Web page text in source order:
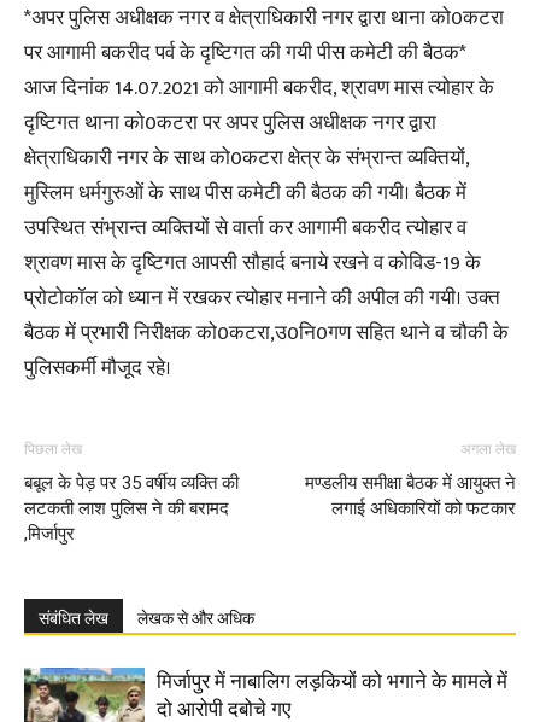
*अपर पुलिस अधीक्षक नगर व क्षेत्राधिकारी नगर द्वारा थाना को0कटरा
पर आगामी बकरीद पर्व के दृष्टिगत की गयी पीस कमेटी की बैठक*
आज दिनांक 14.07.2021 को आगामी बकरीद, श्रावण मास त्योहार के
दृष्टिगत थाना को0कटरा पर अपर पुलिस अधीक्षक नगर द्वारा
क्षेत्राधिकारी नगर के साथ को0कटरा क्षेत्र के संभ्रान्त व्यक्तियों,
मुस्लिम धर्मगुरुओं के साथ पीस कमेटी की बैठक की गयी। बैठक में
उपस्थित संभ्रान्त व्यक्तियों से वार्ता कर आगामी बकरीद त्योहार व
श्रावण मास के दृष्टिगत आपसी सौहार्द बनाये रखने व कोविड-19 के
प्रोटोकॉल को ध्यान में रखकर त्योहार मनाने की अपील की गयी। उक्त
बैठक में प्रभारी निरीक्षक को0कटरा,उ0नि0गण सहित थाने व चौकी के
पुलिसकर्मी मौजूद रहे।
पिछला लेख
बबूल के पेड़ पर 35 वर्षीय व्यक्ति की
लटकती लाश पुलिस ने की बरामद
,मिर्जापुर
अगला लेख
मण्डलीय समीक्षा बैठक में आयुक्त ने
लगाई अधिकारियों को फटकार
संबंधित लेख लेखक से और अधिक
मिर्जापुर में नाबालिग लड़कियों को भगाने के मामले में
दो आरोपी दबोचे गए